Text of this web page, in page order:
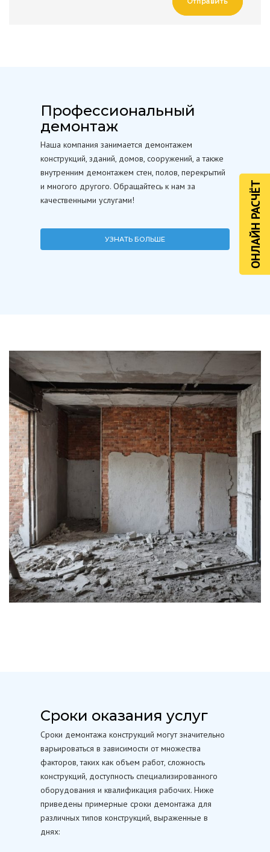
ОНЛАЙН РАСЧЁТ
Профессиональный
демонтаж
Наша компания занимается демонтажем
конструкций, зданий, домов, сооружений, а также
внутренним демонтажем стен, полов, перекрытий
и многого другого. Обращайтесь к нам за
качественными услугами!
УЗНАТЬ БОЛЬШЕ
Сроки оказания услуг
Сроки демонтажа конструкций могут значительно
варьироваться в зависимости от множества
факторов, таких как объем работ, сложность
конструкций, доступность специализированного
оборудования и квалификация рабочих. Ниже
приведены примерные сроки демонтажа для
различных типов конструкций, выраженные в
днях: